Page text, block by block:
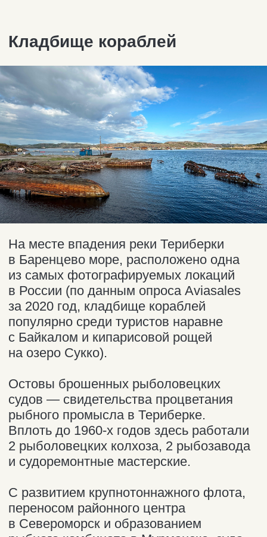
Пропуск в природный парк
Для посещения парка необходимо
оформить разрешение. Оно
действительно в течение 30 дней при
наличии документа,
удостоверяющего личность.
Оформить и оплатить посещение
парка можнона официальном сайте
парка.
Другие наши
услуги